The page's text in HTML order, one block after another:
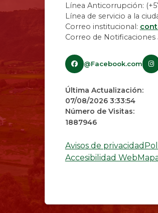
Línea Anticorrupción:
Línea de servicio a la
Correo institucional:
Correo de Notificaciones
@Facebook.com
Última Actualización:
07/08/2026 3:33:54
Número de Visitas:
1887946
Avisos de privacidad
Accesibilidad Web